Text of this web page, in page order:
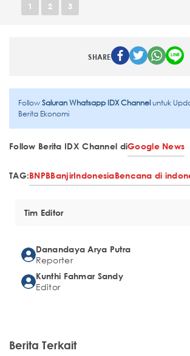
1 2 3
SHARE
FollowSaluran Whatsapp IDX Channeluntuk
Berita Ekonomi
Follow Berita IDX Channel diGoogle News
TAG:BNPBBanjirIndonesiaBencana di
Tim Editor
Danandaya Arya Putra
Reporter
Kunthi Fahmar Sandy
Editor
Berita Terkait